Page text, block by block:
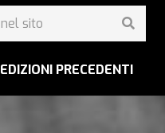
EDIZIONI PRECEDENTI